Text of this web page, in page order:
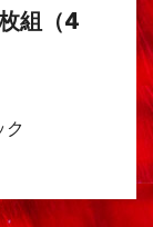
組（4